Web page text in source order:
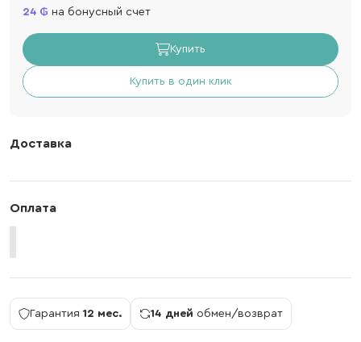
24 на бонусный счет
Купить
Купить в один клик
Доставка
Оплата
Гарантия 12 мес. 14 дней обмен/возврат